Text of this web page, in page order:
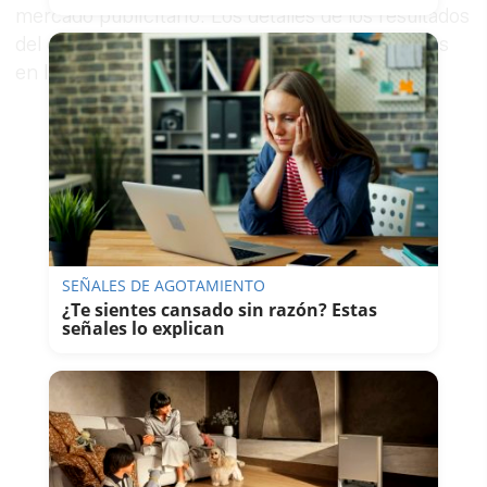
mercado publicitario. Los detalles de los resultados
del ejercicio se desgranarán ante los accionistas
en la Junta de este miércoles.
SEÑALES DE AGOTAMIENTO
¿Te sientes cansado sin razón? Estas
señales lo explican